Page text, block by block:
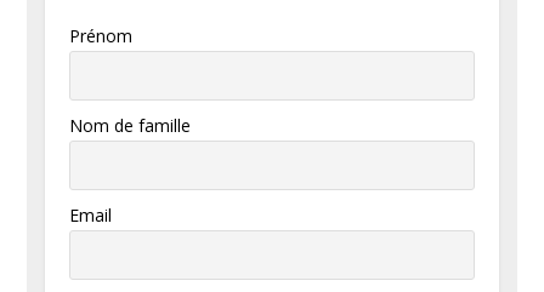
Prénom
Nom de famille
Email